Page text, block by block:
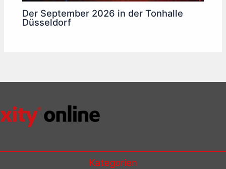
Der September 2026 in der Tonhalle
Düsseldorf
Kategorien